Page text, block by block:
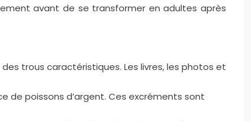
avant de se transformer en adultes après
trous caractéristiques. Les livres, les photos et
de poissons d’argent. Ces excréments sont